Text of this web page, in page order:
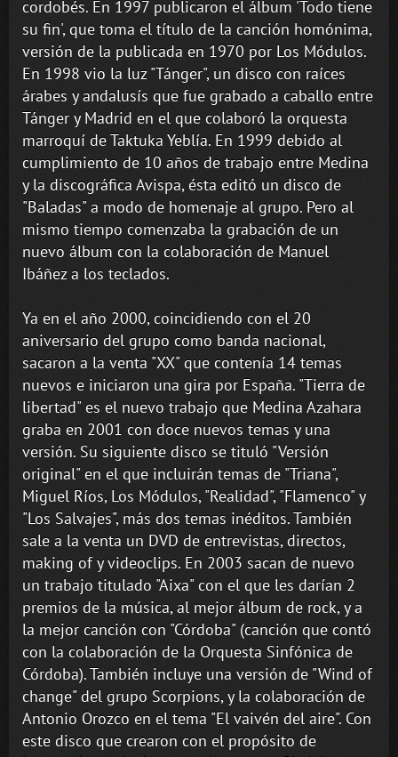
cordobés. En 1997 publicaron el álbum 'Todo tiene
su fin', que toma el título de la canción homónima,
versión de la publicada en 1970 por Los Módulos.
En 1998 vio la luz "Tánger", un disco con raíces
árabes y andalusís que fue grabado a caballo entre
Tánger y Madrid en el que colaboró la orquesta
marroquí de Taktuka Yeblía. En 1999 debido al
cumplimiento de 10 años de trabajo entre Medina
y la discográfica Avispa, ésta editó un disco de
"Baladas" a modo de homenaje al grupo. Pero al
mismo tiempo comenzaba la grabación de un
nuevo álbum con la colaboración de Manuel
Ibáñez a los teclados.
Ya en el año 2000, coincidiendo con el 20
aniversario del grupo como banda nacional,
sacaron a la venta "XX" que contenía 14 temas
nuevos e iniciaron una gira por España. "Tierra de
libertad" es el nuevo trabajo que Medina Azahara
graba en 2001 con doce nuevos temas y una
versión. Su siguiente disco se tituló "Versión
original" en el que incluirán temas de "Triana",
Miguel Ríos, Los Módulos, "Realidad", "Flamenco" y
"Los Salvajes", más dos temas inéditos. También
sale a la venta un DVD de entrevistas, directos,
making of y videoclips. En 2003 sacan de nuevo
un trabajo titulado "Aixa" con el que les darían 2
premios de la música, al mejor álbum de rock, y a
la mejor canción con "Córdoba" (canción que contó
con la colaboración de la Orquesta Sinfónica de
Córdoba). También incluye una versión de "Wind of
change" del grupo Scorpions, y la colaboración de
Antonio Orozco en el tema "El vaivén del aire". Con
este disco que crearon con el propósito de